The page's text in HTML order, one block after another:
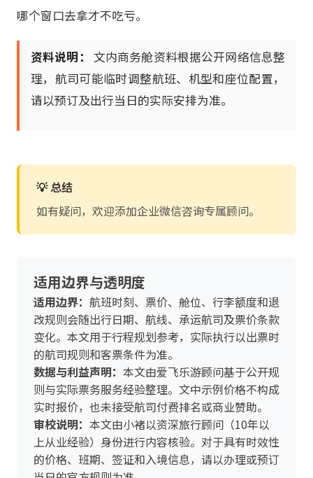
哪个窗口去拿才不吃亏。
资料说明：
文内商务舱资料根据公开网络信息整
理，航司可能临时调整航班、机型和座位配置，
请以预订及出行当日的实际安排为准。
💡 总结
如有疑问，欢迎添加企业微信咨询专属顾问。
适用边界与透明度
适用边界： 航班时刻、票价、舱位、行李额度和退
改规则会随出行日期、航线、承运航司及票价条款
变化。本文用于行程规划参考，实际执行以出票时
的航司规则和客票条件为准。
数据与利益声明： 本文由爱飞乐游顾问基于公开规
则与实际票务服务经验整理。文中示例价格不构成
实时报价，也未接受航司付费排名或商业赞助。
审校说明： 本文由小褚以资深旅行顾问（10年以
上从业经验）身份进行内容核验。对于具有时效性
的价格、班期、签证和入境信息，请以办理或预订